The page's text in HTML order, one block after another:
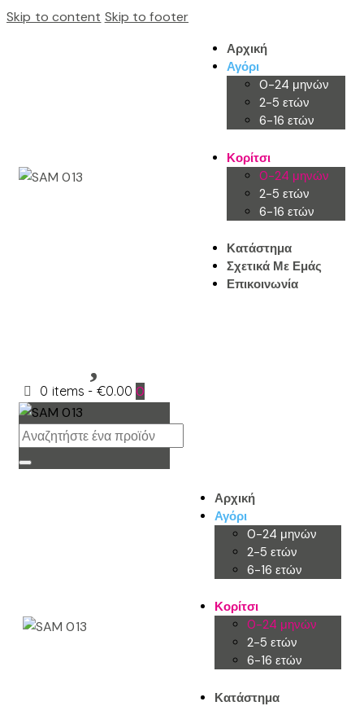
Skip to content Skip to footer
Αρχική
Αγόρι
0-24 μηνών
2-5 ετών
6-16 ετών
Κορίτσι
0-24 μηνών
2-5 ετών
6-16 ετών
Κατάστημα
Σχετικά Με Εμάς
Επικοινωνία
0 items - €0.00 0
Αρχική
Αγόρι
0-24 μηνών
2-5 ετών
6-16 ετών
Κορίτσι
0-24 μηνών
2-5 ετών
6-16 ετών
Κατάστημα